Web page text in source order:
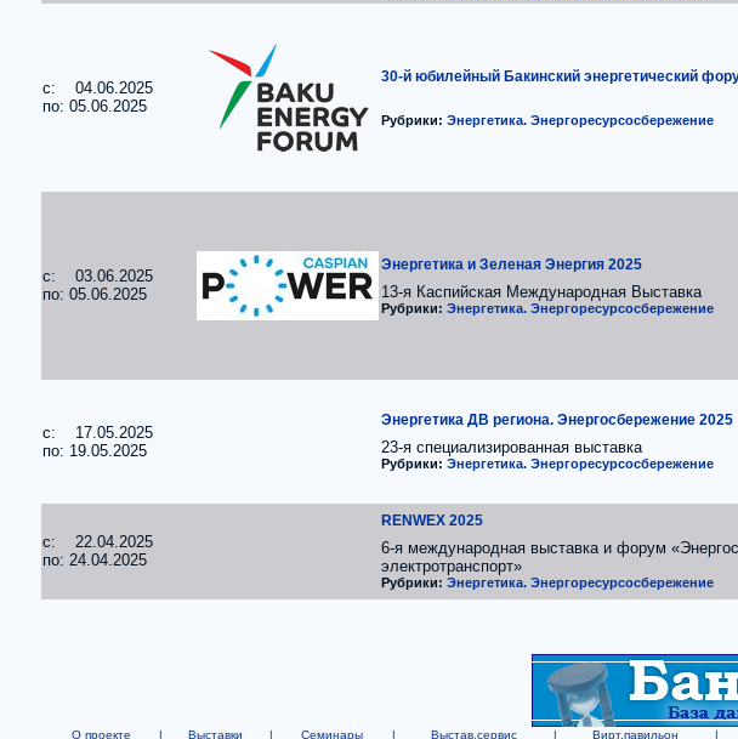
c: 04.06.2025
по: 05.06.2025
30-й юбилейный Бакинский энергетический
Рубрики: Энергетика. Энергоресурсосбережение
c: 03.06.2025
по: 05.06.2025
Энергетика и Зеленая Энергия 2025
13-я Каспийская Международная Выставка
Рубрики: Энергетика. Энергоресурсосбережение
c: 17.05.2025
по: 19.05.2025
Энергетика ДВ региона. Энергосбережение 2025
23-я специализированная выставка
Рубрики: Энергетика. Энергоресурсосбережение
c: 22.04.2025
по: 24.04.2025
RENWEX 2025
6-я международная выставка и форум
электротранспорт»
Рубрики: Энергетика. Энергоресурсосбережение
О проекте | Выставки | Семинары | Выстав.сервис | Вирт.павильон |